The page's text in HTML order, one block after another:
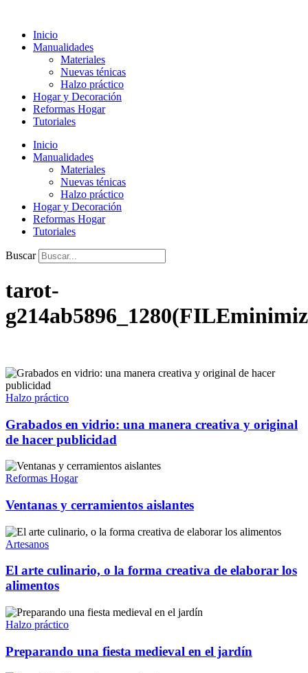
contenido
Inicio
Manualidades
Materiales
Nuevas ténicas
Halzo práctico
Hogar y Decoración
Reformas Hogar
Tutoriales
Inicio
Manualidades
Materiales
Nuevas ténicas
Halzo práctico
Hogar y Decoración
Reformas Hogar
Tutoriales
Buscar
tarot-
Halzo práctico
Grabados en vidrio: una manera creativa y original
de hacer publicidad
Reformas Hogar
Ventanas y cerramientos aislantes
Artesanos
El arte culinario, o la forma creativa de elaborar los
alimentos
Halzo práctico
Preparando una fiesta medieval en el jardín